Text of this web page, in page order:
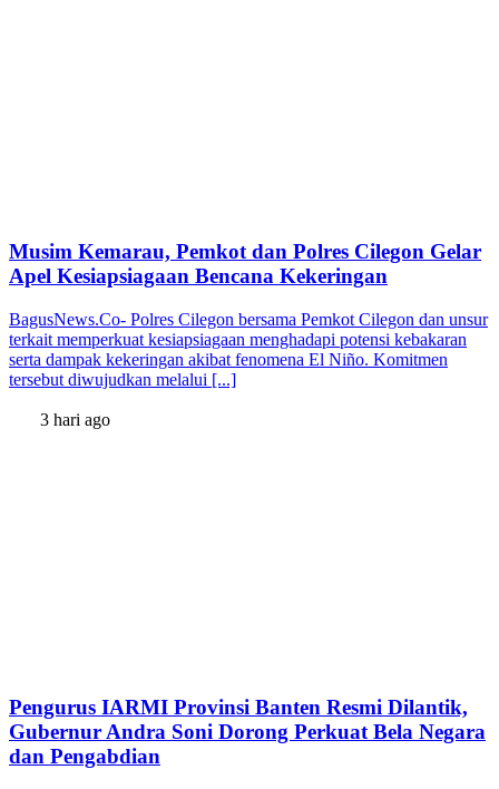
Musim Kemarau, Pemkot dan Polres Cilegon Gelar
Apel Kesiapsiagaan Bencana Kekeringan
BagusNews.Co- Polres Cilegon bersama Pemkot Cilegon dan unsur
terkait memperkuat kesiapsiagaan menghadapi potensi kebakaran
serta dampak kekeringan akibat fenomena El Niño. Komitmen
tersebut diwujudkan melalui [...]
3 hari ago
Pengurus IARMI Provinsi Banten Resmi Dilantik,
Gubernur Andra Soni Dorong Perkuat Bela Negara
dan Pengabdian